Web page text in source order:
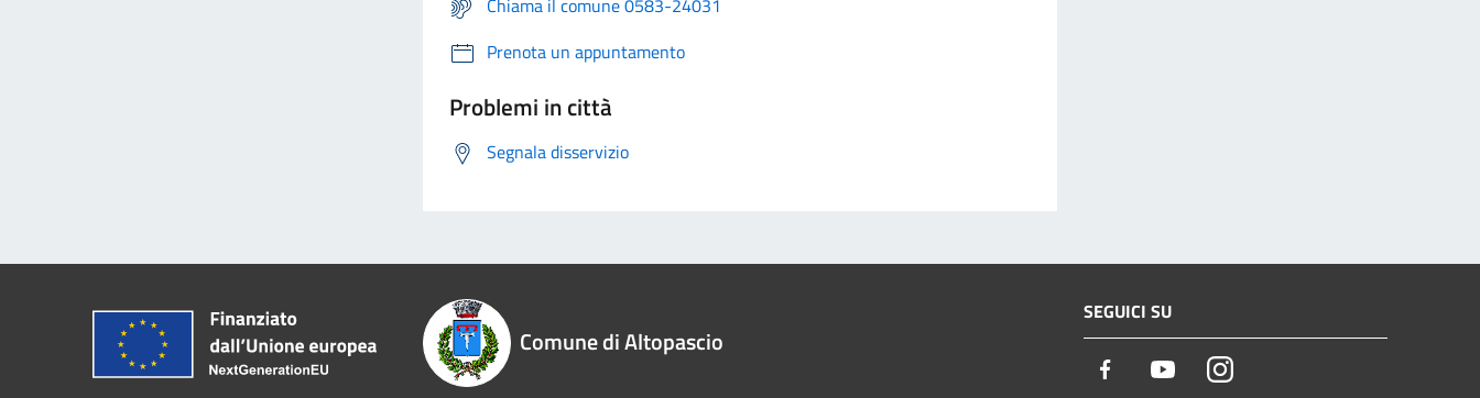
Prenota un appuntamento
Problemi in città
Segnala disservizio
Comune di Altopascio
SEGUICI SU
Facebook YoutubeInstagram